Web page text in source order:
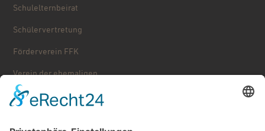
Schulelternbeirat
Schülervertretung
Förderverein FFK
Verein der ehemaligen ...
Stolpersteine